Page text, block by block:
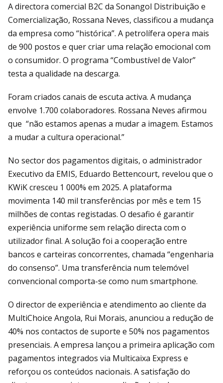
A directora comercial B2C da Sonangol Distribuição e
Comercialização, Rossana Neves, classificou a mudança
da empresa como “histórica”. A petrolífera opera mais
de 900 postos e quer criar uma relação emocional com
o consumidor. O programa “Combustível de Valor”
testa a qualidade na descarga.
Foram criados canais de escuta activa. A mudança
envolve 1.700 colaboradores. Rossana Neves afirmou
que “não estamos apenas a mudar a imagem. Estamos
a mudar a cultura operacional.”
No sector dos pagamentos digitais, o administrador
Executivo da EMIS, Eduardo Bettencourt, revelou que o
KWiK cresceu 1 000% em 2025. A plataforma
movimenta 140 mil transferências por mês e tem 15
milhões de contas registadas. O desafio é garantir
experiência uniforme sem relação directa com o
utilizador final. A solução foi a cooperação entre
bancos e carteiras concorrentes, chamada “engenharia
do consenso”. Uma transferência num telemóvel
convencional comporta-se como num smartphone.
O director de experiência e atendimento ao cliente da
MultiChoice Angola, Rui Morais, anunciou a redução de
40% nos contactos de suporte e 50% nos pagamentos
presenciais. A empresa lançou a primeira aplicação com
pagamentos integrados via Multicaixa Express e
reforçou os conteúdos nacionais. A satisfação do